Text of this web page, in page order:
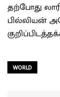
தற்போது
பில்லியன்
WORLD